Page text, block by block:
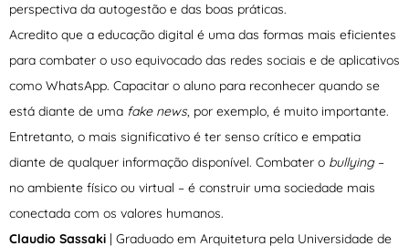
perspectiva da autogestão e das boas práticas.
Acredito que a educação digital é uma das formas mais eficientes
para combater o uso equivocado das redes sociais e de aplicativos
como WhatsApp. Capacitar o aluno para reconhecer quando se
está diante de uma fake news, por exemplo, é muito importante.
Entretanto, o mais significativo é ter senso crítico e empatia
diante de qualquer informação disponível. Combater o bullying–
no ambiente físico ou virtual – é construir uma sociedade mais
conectada com os valores humanos.
Claudio Sassaki | Graduado em Arquitetura pela Universidade de